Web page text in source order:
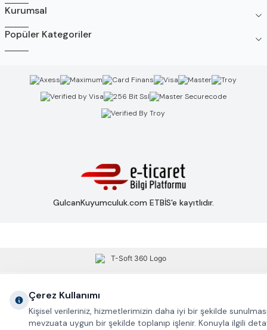
Kurumsal
Popüler Kategoriler
GulcanKuyumculuk.com ETBİS'e kayıtlıdır.
Çerez Kullanımı
Kişisel verileriniz, hizmetlerimizin daha iyi bir şekilde
mevzuata uygun bir şekilde toplanıp işlenir. Konuyla ilgili